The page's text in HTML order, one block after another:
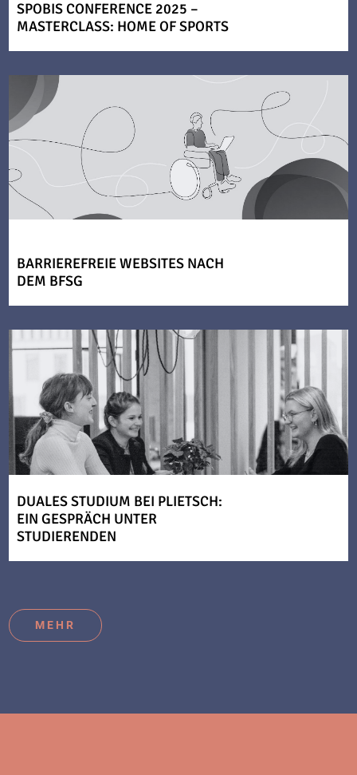
SPOBIS CONFERENCE 2025 –
MASTERCLASS: HOME OF SPORTS
BARRIEREFREIE WEBSITES NACH
DEM BFSG
DUALES STUDIUM BEI PLIETSCH:
EIN GESPRÄCH UNTER
STUDIERENDEN
MEHR